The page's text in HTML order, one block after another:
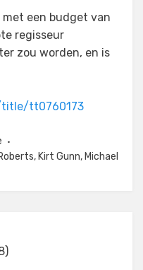
met een budget van
regisseur
zou worden, en is
tt0760173
, Kirt Gunn, Michael